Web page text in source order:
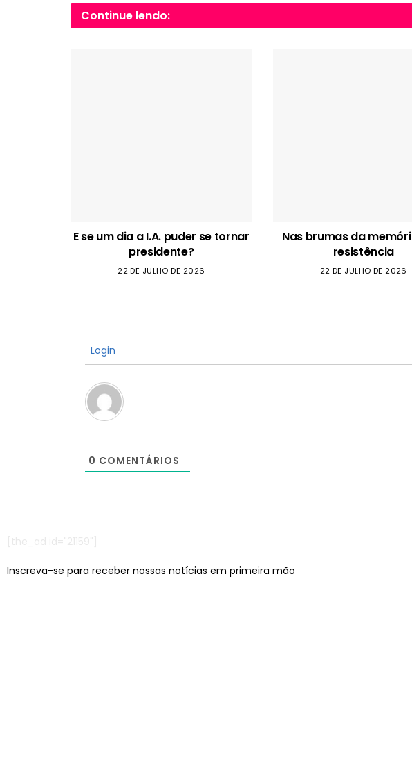
Continue lendo:
E se um dia a I.A. puder se tornar
presidente?
22 DE JULHO DE 2026
Nas brumas da
resistência
22 DE JULHO DE 2026
Login
0 COMENTÁRIOS
Inscreva-se para receber nossas notícias em primeira mão